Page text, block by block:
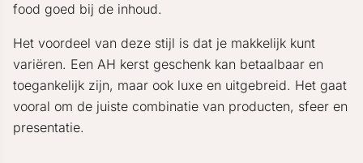
food goed bij de inhoud.
Het voordeel van deze stijl is dat je makkelijk kunt
variëren. Een AH kerst geschenk kan betaalbaar en
toegankelijk zijn, maar ook luxe en uitgebreid. Het gaat
vooral om de juiste combinatie van producten, sfeer en
presentatie.